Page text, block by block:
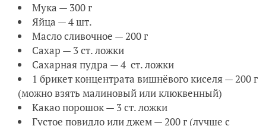
Мука — 300 г
Яйца — 4 шт.
Масло сливочное — 200 г
Сахар — 3 ст. ложки
Сахарная пудра — 4 ст. ложки
1 брикет концентрата вишнёвого киселя — 200 г
(можно взять малиновый или клюквенный)
Какао порошок — 3 ст. ложки
Густое повидло или джем — 200 г (лучше с